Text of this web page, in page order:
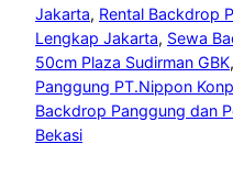
Jakarta, Rental Backdrop
Lengkap Jakarta, Sewa
50cm Plaza Sudirman GBK,
Panggung PT.Nippon
Backdrop Panggung dan
Bekasi